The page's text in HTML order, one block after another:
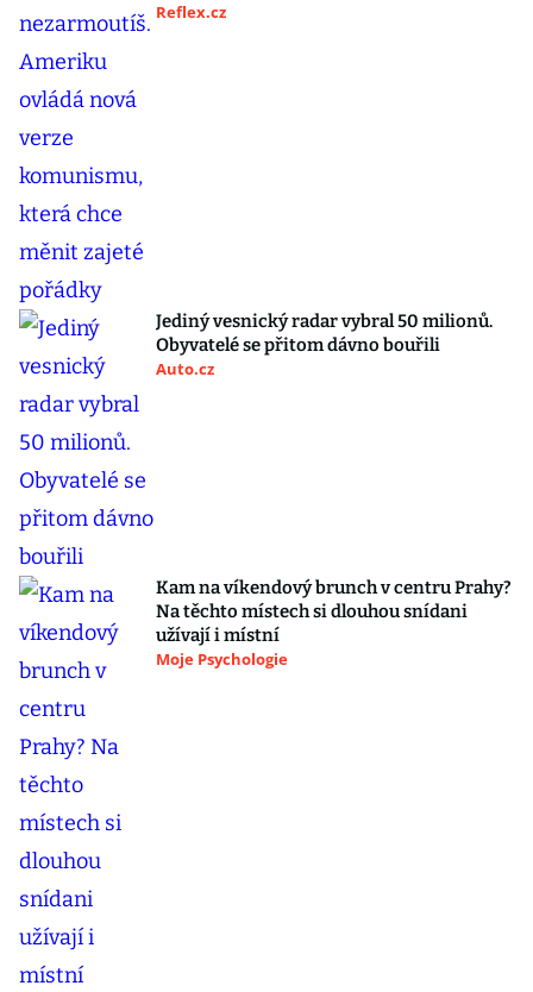
Reflex.cz
Jediný vesnický radar vybral 50 milionů.
Obyvatelé se přitom dávno bouřili
Auto.cz
Kam na víkendový brunch v centru Prahy?
Na těchto místech si dlouhou snídani
užívají i místní
Moje Psychologie